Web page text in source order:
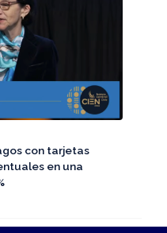
con tarjetas
en una